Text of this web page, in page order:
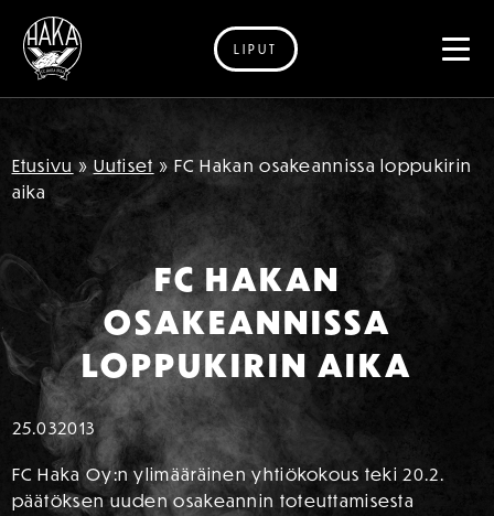
Siirry sisältöön
LIPUT
Etusivu » Uutiset » FC Hakan osakeannissa loppukirin
aika
FC HAKAN
OSAKEANNISSA
LOPPUKIRIN AIKA
25.032013
FC Haka Oy:n ylimääräinen yhtiökokous teki 20.2.
päätöksen uuden osakeannin toteuttamisesta